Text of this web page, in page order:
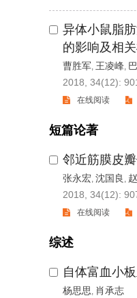
异体小鼠脂
的影响及相关
曹胜军, 王凌峰,
2018, 34(12):
在线阅读
短篇论著
邻近筋膜皮
张永宏, 沈国良 ,
2018, 34(12):
在线阅读
综述
自体富血小
杨思思, 肖承志